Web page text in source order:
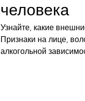
человека
Узнайте, какие
Признаки на лице,
алкогольной